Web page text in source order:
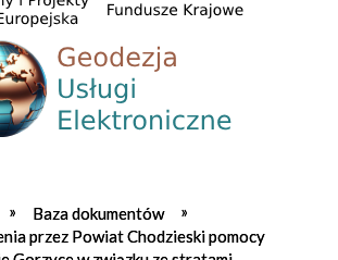
Baza dokumentów
przez Powiat Chodzieski pomocy